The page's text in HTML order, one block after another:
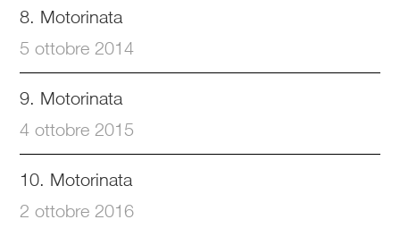
8. Motorinata
5 ottobre 2014
9. Motorinata
4 ottobre 2015
10. Motorinata
2 ottobre 2016